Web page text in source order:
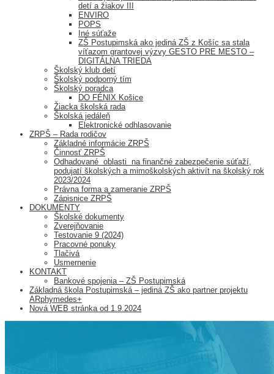
detí a žiakov III
ENVIRO
POPS
Iné súťaže
ZŠ Postupimská ako jediná ZŠ z Košíc sa stala
víťazom grantovej výzvy GESTO PRE MESTO –
DIGITÁLNA TRIEDA
Školský klub detí
Školský podporný tím
Školský poradca
DO FÉNIX Košice
Žiacka školská rada
Školská jedáleň
Elektronické odhlasovanie
ZRPŠ – Rada rodičov
Základné informácie ZRPŠ
Činnosť ZRPŠ
Odhadované oblasti na finančné zabezpečenie súťaží,
podujatí školských a mimoškolských aktivít na školský rok
2023/2024
Právna forma a zameranie ZRPŠ
Zápisnice ZRPŠ
DOKUMENTY
Školské dokumenty
Zverejňovanie
Testovanie 9 (2024)
Pracovné ponuky
Tlačivá
Usmernenie
KONTAKT
Bankové spojenia – ZŠ Postupimská
Základná škola Postupimská – jediná ZŠ ako partner projektu
ARphymedes+
Nová WEB stránka od 1.9.2024